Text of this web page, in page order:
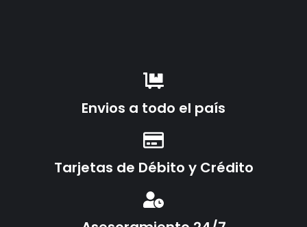
Envios a todo el país
Tarjetas de Débito y Crédito